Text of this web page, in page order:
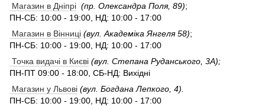
Магазин в Дніпрі (пр. Олександра Поля, 89);
ПН-СБ: 10:00 - 19:00, НД: 10:00 - 17:00
Магазин в Вінниці (вул. Академіка Янгеля 58);
ПН-СБ: 10:00 - 19:00, НД: 10:00 - 17:00
Точка видачі в Києві (вул. Степана Руданського, 3А);
ПН-ПТ 09:00 - 18:00, СБ-НД: Вихідні
Магазин у Львові (вул. Богдана Лепкого, 4).
ПН-СБ: 10:00 - 19:00, НД: 10:00 - 17:00